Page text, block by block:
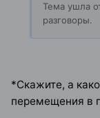
Тема ушла
разговоры.
*Скажите, а
перемещения в